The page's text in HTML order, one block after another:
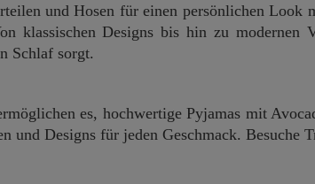
und Hosen für einen persönlichen Look
klassischen Designs bis hin zu modernen
Schlaf sorgt.
es, hochwertige Pyjamas mit
und Designs für jeden Geschmack.